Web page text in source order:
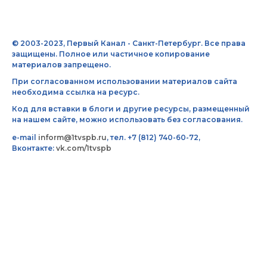
© 2003-2023, Первый Канал - Санкт-Петербург. Все права
защищены. Полное или частичное копирование
материалов запрещено.
При согласованном использовании материалов сайта
необходима ссылка на ресурс.
Код для вставки в блоги и другие ресурсы, размещенный
на нашем сайте, можно использовать без согласования.
e-mail inform@1tvspb.ru, тел. +7 (812) 740-60-72,
Вконтакте: vk.com/1tvspb